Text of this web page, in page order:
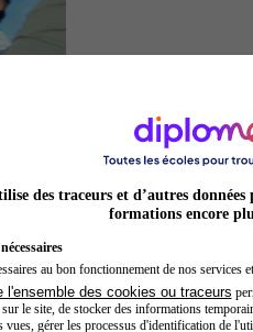
Secrétaire médicale
des traceurs et d’autres
formations encore
au bon fonctionnement de nos services et
l'ensemble des cookies ou traceurs
le site, de stocker des informations
vues, gérer les processus d'identification de